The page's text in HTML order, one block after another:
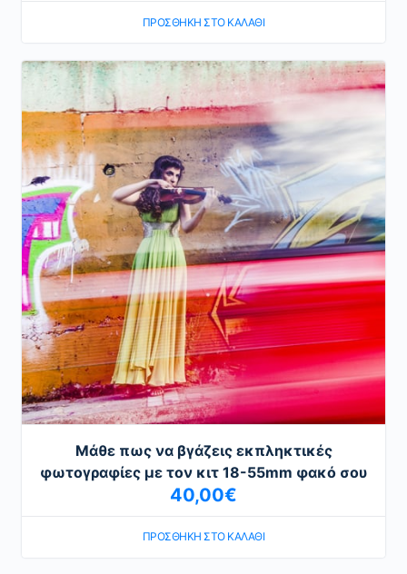
ΠΡΟΣΘΉΚΗ ΣΤΟ ΚΑΛΆΘΙ
Μάθε πως να βγάζεις εκπληκτικές
φωτογραφίες με τον κιτ 18-55mm φακό σου
40,00€
ΠΡΟΣΘΉΚΗ ΣΤΟ ΚΑΛΆΘΙ